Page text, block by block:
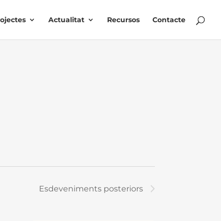
Actualitat Recursos Contacte
Esdevenimentsposteriors